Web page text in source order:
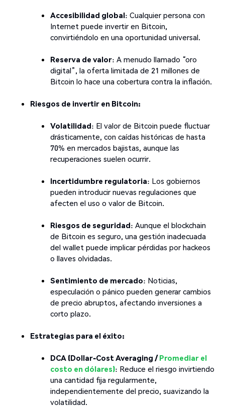
Accesibilidad global: Cualquier persona con
Internet puede invertir en Bitcoin,
convirtiéndolo en una oportunidad universal.
Reserva de valor: A menudo llamado “oro
digital”, la oferta limitada de 21 millones de
Bitcoin lo hace una cobertura contra la inflación.
Riesgos de invertir en Bitcoin:
Volatilidad: El valor de Bitcoin puede fluctuar
drásticamente, con caídas históricas de hasta
70% en mercados bajistas, aunque las
recuperaciones suelen ocurrir.
Incertidumbre regulatoria: Los gobiernos
pueden introducir nuevas regulaciones que
afecten el uso o valor de Bitcoin.
Riesgos de seguridad: Aunque el blockchain
de Bitcoin es seguro, una gestión inadecuada
del wallet puede implicar pérdidas por hackeos
o llaves olvidadas.
Sentimiento de mercado: Noticias,
especulación o pánico pueden generar cambios
de precio abruptos, afectando inversiones a
corto plazo.
Estrategias para el éxito:
DCA (Dollar-Cost Averaging /Promediar el
costo en dólares): Reduce el riesgo invirtiendo
una cantidad fija regularmente,
independientemente del precio, suavizando la
volatilidad.